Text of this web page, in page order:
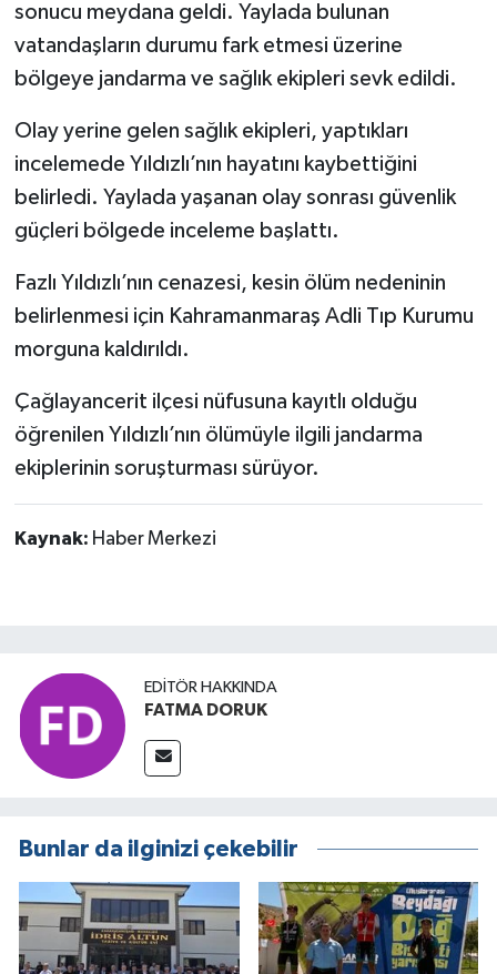
sonucu meydana geldi. Yaylada bulunan
vatandaşların durumu fark etmesi üzerine
bölgeye jandarma ve sağlık ekipleri sevk edildi.
Olay yerine gelen sağlık ekipleri, yaptıkları
incelemede Yıldızlı’nın hayatını kaybettiğini
belirledi. Yaylada yaşanan olay sonrası güvenlik
güçleri bölgede inceleme başlattı.
Fazlı Yıldızlı’nın cenazesi, kesin ölüm nedeninin
belirlenmesi için Kahramanmaraş Adli Tıp Kurumu
morguna kaldırıldı.
Çağlayancerit ilçesi nüfusuna kayıtlı olduğu
öğrenilen Yıldızlı’nın ölümüyle ilgili jandarma
ekiplerinin soruşturması sürüyor.
Kaynak: Haber Merkezi
EDITÖR HAKKINDA
FATMA DORUK
Bunlar da ilginizi çekebilir